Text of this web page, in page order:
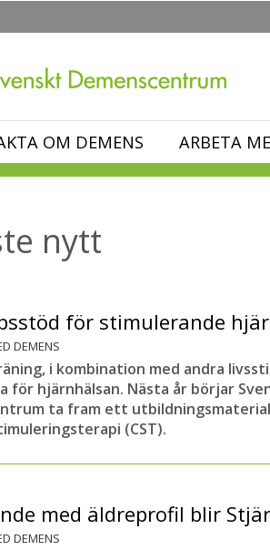
OM DEMENS ARBETA
nytt
för stimulerande
DEMENS
i kombination med andra
för hjärnhälsan. Nästa år börjar
ta fram ett
(CST).
med äldreprofil blir
DEMENS